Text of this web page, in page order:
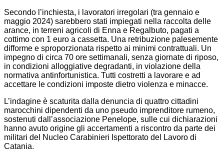
Secondo l’inchiesta, i lavoratori irregolari (tra gennaio e
maggio 2024) sarebbero stati impiegati nella raccolta delle
arance, in terreni agricoli di Enna e Regalbuto, pagati a
cottimo con 1 euro a cassetta. Una retribuzione palesemente
difforme e sproporzionata rispetto ai minimi contrattuali. Un
impegno di circa 70 ore settimanali, senza giornate di riposo,
in condizioni alloggiative degradanti, in violazione della
normativa antinfortunistica. Tutti costretti a lavorare e ad
accettare le condizioni imposte dietro violenza e minacce.
L’indagine è scaturita dalla denuncia di quattro cittadini
marocchini dipendenti da uno pseudo imprenditore rumeno,
sostenuti dall’associazione Penelope, sulle cui dichiarazioni
hanno avuto origine gli accertamenti a riscontro da parte dei
militari del Nucleo Carabinieri Ispettorato del Lavoro di
Catania.